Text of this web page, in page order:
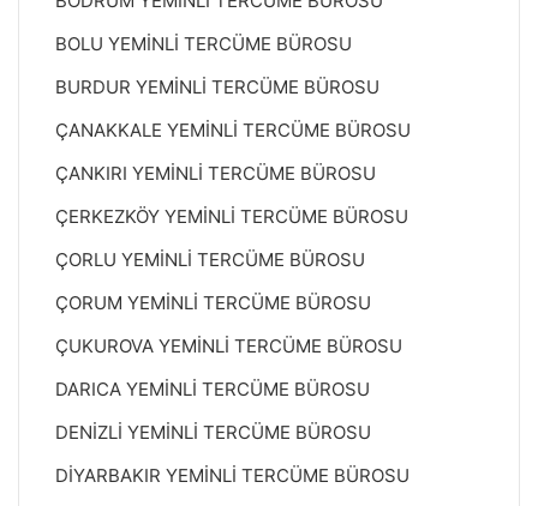
BOLU YEMİNLİ TERCÜME BÜROSU
BURDUR YEMİNLİ TERCÜME BÜROSU
ÇANAKKALE YEMİNLİ TERCÜME BÜROSU
ÇANKIRI YEMİNLİ TERCÜME BÜROSU
ÇERKEZKÖY YEMİNLİ TERCÜME BÜROSU
ÇORLU YEMİNLİ TERCÜME BÜROSU
ÇORUM YEMİNLİ TERCÜME BÜROSU
ÇUKUROVA YEMİNLİ TERCÜME BÜROSU
DARICA YEMİNLİ TERCÜME BÜROSU
DENİZLİ YEMİNLİ TERCÜME BÜROSU
DİYARBAKIR YEMİNLİ TERCÜME BÜROSU